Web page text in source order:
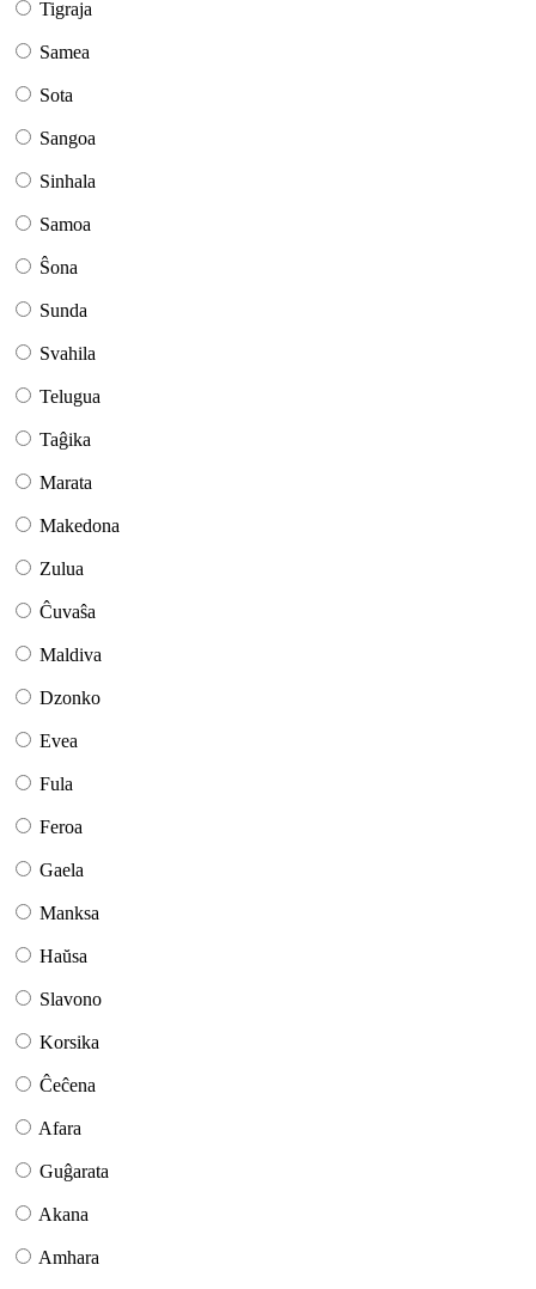
Tigraja
Samea
Sota
Sangoa
Sinhala
Samoa
Ŝona
Sunda
Svahila
Telugua
Taĝika
Marata
Makedona
Zulua
Ĉuvaŝa
Maldiva
Dzonko
Evea
Fula
Feroa
Gaela
Manksa
Haŭsa
Slavono
Korsika
Ĉeĉena
Afara
Guĝarata
Akana
Amhara